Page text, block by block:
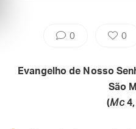
0 0
Evangelho de Nosso
São
(Mc4,